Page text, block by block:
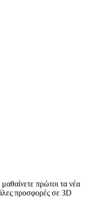
πρώτοι τα νέα
προσφορές σε 3D